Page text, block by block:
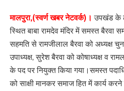
मालपुरा,(स्वर्ण खबर नेटवर्क)। उपखंड के
स्थित बाबा रामदेव मंदिर में समस्त बैरवा
सहमति से रामजीलाल बैरवा को अध्यक्ष
उपाध्यक्ष, सुरेश बैरवा को कोषाध्यक्ष व
के पद पर नियुक्त किया गया।समस्त
को साक्षी मानकर समाज हित में कार्य